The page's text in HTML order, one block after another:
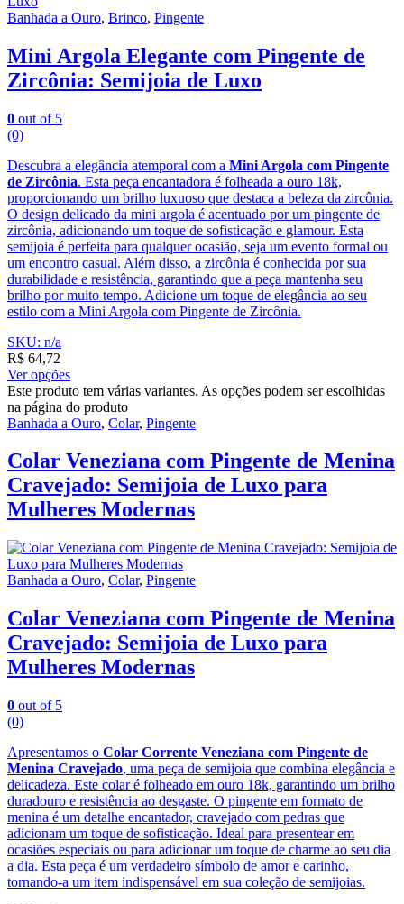
Banhada a Ouro, Brinco, Pingente
Mini Argola Elegante com Pingente de
Zircônia: Semijoia de Luxo
0 out of 5
(0)
Descubra a elegância atemporal com a Mini Argola com Pingente
de Zircônia. Esta peça encantadora é folheada a ouro 18k,
proporcionando um brilho luxuoso que destaca a beleza da zircônia.
O design delicado da mini argola é acentuado por um pingente de
zircônia, adicionando um toque de sofisticação e glamour. Esta
semijoia é perfeita para qualquer ocasião, seja um evento formal ou
um encontro casual. Além disso, a zircônia é conhecida por sua
durabilidade e resistência, garantindo que a peça mantenha seu
brilho por muito tempo. Adicione um toque de elegância ao seu
estilo com a Mini Argola com Pingente de Zircônia.
SKU: n/a
R$ 64,72
Ver opções
Este produto tem várias variantes. As opções podem ser escolhidas
na página do produto
Banhada a Ouro, Colar, Pingente
Colar Veneziana com Pingente de Menina
Cravejado: Semijoia de Luxo para
Mulheres Modernas
Banhada a Ouro, Colar, Pingente
Colar Veneziana com Pingente de Menina
Cravejado: Semijoia de Luxo para
Mulheres Modernas
0 out of 5
(0)
Apresentamos o Colar Corrente Veneziana com Pingente de
Menina Cravejado, uma peça de semijoia que combina elegância e
delicadeza. Este colar é folheado em ouro 18k, garantindo um brilho
duradouro e resistência ao desgaste. O pingente em formato de
menina é um detalhe encantador, cravejado com pedras que
adicionam um toque de sofisticação. Ideal para presentear em
ocasiões especiais ou para adicionar um toque de charme ao seu dia
a dia. Esta peça é um verdadeiro símbolo de amor e carinho,
tornando-a um item indispensável em sua coleção de semijoias.